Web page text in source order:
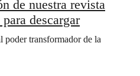
de nuestra revista
descargar
poder transformador de la